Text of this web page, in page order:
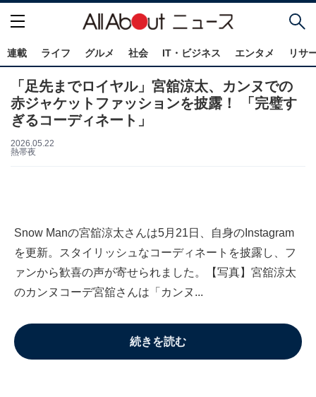
連載 ライフ グルメ 社会 IT・ビジネス エンタメ リサ
「足先までロイヤル」宮舘涼太、カンヌでの
赤ジャケットファッションを披露！ 「完璧す
ぎるコーディネート」
2026.05.22
熱帯夜
Snow Manの宮舘涼太さんは5月21日、自身のInstagram
を更新。スタイリッシュなコーディネートを披露し、フ
ァンから歓喜の声が寄せられました。【写真】宮舘涼太
のカンヌコーデ宮舘さんは「カンヌ...
続きを読む